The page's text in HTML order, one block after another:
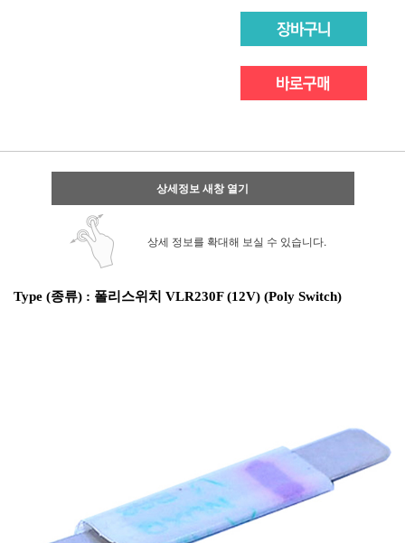
상세정보 새창 열기
상세 정보를 확대해 보실 수 있습니다.
Type (종류) : 폴리스위치 VLR230F (12V) (Poly Switch)